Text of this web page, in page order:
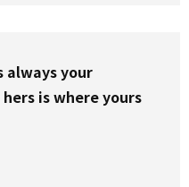
always your
is where yours